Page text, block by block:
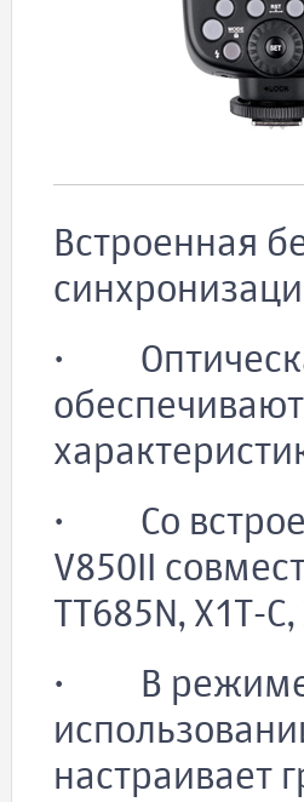
Встроенная
·
· Со
V850II
TT685N, X1T-
· В режиме
настраивает